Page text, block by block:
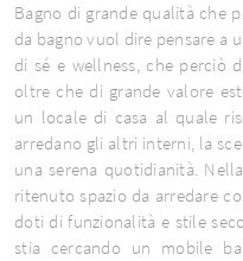
Bagno di grande qualità che
da bagno vuol dire pensare a
di sé e wellness, che perciò
oltre che di grande valore
un locale di casa al quale
arredano gli altri interni, la
una serena quotidianità.
ritenuto spazio da arredare
doti di funzionalità e stile
stia cercando un mobile